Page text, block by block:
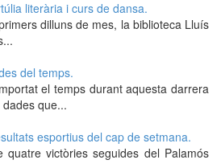
literària i curs de dansa.
dilluns de mes, la biblioteca Lluís
del temps.
el temps durant aquesta darrera
que...
esportius del cap de setmana.
victòries seguides del Palamós